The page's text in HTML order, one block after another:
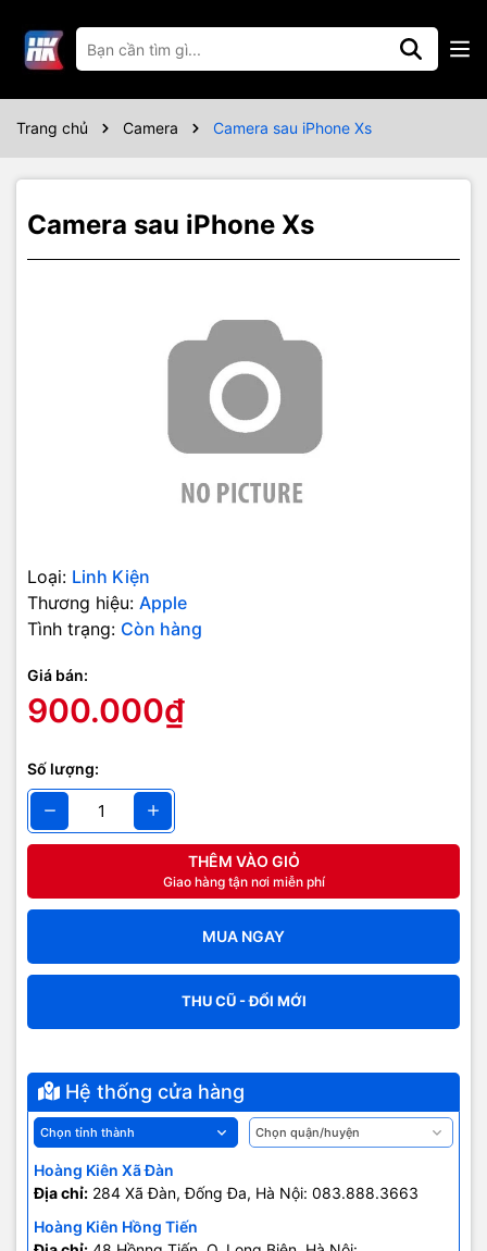
Trang chủ Camera Camera sau iPhone Xs
Camera sau iPhone Xs
Loại: Linh Kiện
Thương hiệu: Apple
Tình trạng: Còn hàng
Giá bán:
900.000₫
Số lượng:
THÊM VÀO GIỎ
Giao hàng tận nơi miễn phí
MUA NGAY
THU CŨ - ĐỔI MỚI
Hệ thống cửa hàng
Hoàng Kiên Xã Đàn
Địa chỉ: 284 Xã Đàn, Đống Đa, Hà Nội: 083.888.3663
Hoàng Kiên Hồng Tiến
Thông số kỹ thuật